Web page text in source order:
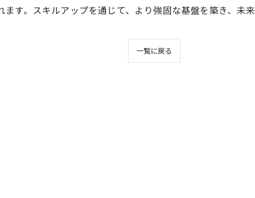
す。スキルアップを通じて、より強固な基盤を築き、未
一覧に戻る